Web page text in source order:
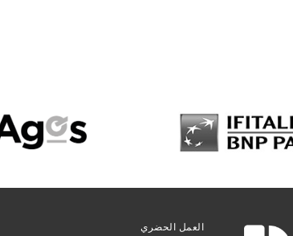
العمل الحضري